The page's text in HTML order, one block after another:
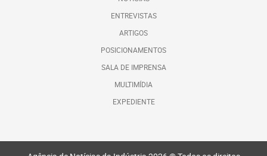
ENTREVISTAS
ARTIGOS
POSICIONAMENTOS
SALA DE IMPRENSA
MULTIMÍDIA
EXPEDIENTE